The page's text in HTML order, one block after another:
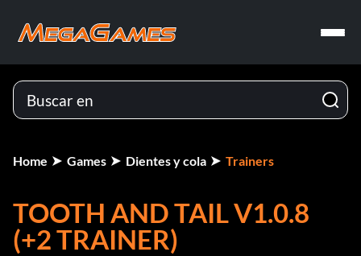
Home Games Dientes y cola Trainers
TOOTH AND TAIL V1.0.8
(+2 TRAINER)